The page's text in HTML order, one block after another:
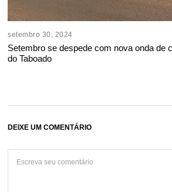
setembro 30, 2024
Setembro se despede com nova onda de
do Taboado
DEIXE UM COMENTÁRIO